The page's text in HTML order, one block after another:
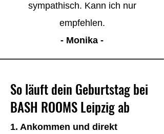
sympathisch. Kann ich nur
empfehlen.
- Monika -
So läuft dein Geburtstag bei
BASH ROOMS Leipzig ab
1. Ankommen und direkt